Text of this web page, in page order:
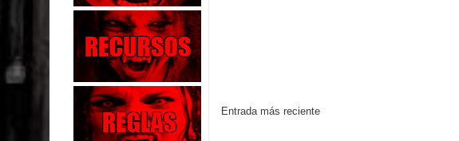
Entrada más reciente